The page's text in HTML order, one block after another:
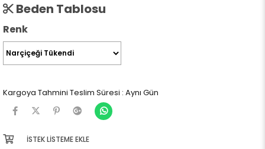
Beden Tablosu
Renk
Kargoya Tahmini Teslim Süresi : Aynı Gün
İSTEK LISTEME EKLE